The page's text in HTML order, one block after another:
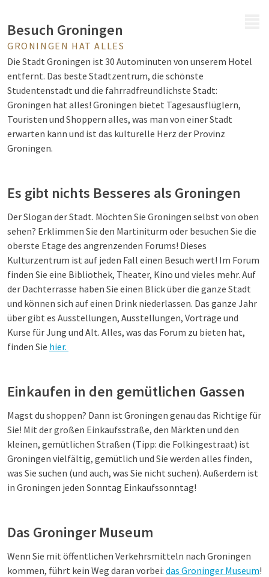
Besuch Groningen
GRONINGEN HAT ALLES
Die Stadt Groningen ist 30 Autominuten von unserem Hotel
entfernt. Das beste Stadtzentrum, die schönste
Studentenstadt und die fahrradfreundlichste Stadt:
Groningen hat alles! Groningen bietet Tagesausflüglern,
Touristen und Shoppern alles, was man von einer Stadt
erwarten kann und ist das kulturelle Herz der Provinz
Groningen.
Es gibt nichts Besseres als Groningen
Der Slogan der Stadt. Möchten Sie Groningen selbst von oben
sehen? Erklimmen Sie den Martiniturm oder besuchen Sie die
oberste Etage des angrenzenden Forums! Dieses
Kulturzentrum ist auf jeden Fall einen Besuch wert! Im Forum
finden Sie eine Bibliothek, Theater, Kino und vieles mehr. Auf
der Dachterrasse haben Sie einen Blick über die ganze Stadt
und können sich auf einen Drink niederlassen. Das ganze Jahr
über gibt es Ausstellungen, Ausstellungen, Vorträge und
Kurse für Jung und Alt. Alles, was das Forum zu bieten hat,
finden Sie hier.
Einkaufen in den gemütlichen Gassen
Magst du shoppen? Dann ist Groningen genau das Richtige für
Sie! Mit der großen Einkaufsstraße, den Märkten und den
kleinen, gemütlichen Straßen (Tipp: die Folkingestraat) ist
Groningen vielfältig, gemütlich und Sie werden alles finden,
was Sie suchen (und auch, was Sie nicht suchen). Außerdem ist
in Groningen jeden Sonntag Einkaufssonntag!
Das Groninger Museum
Wenn Sie mit öffentlichen Verkehrsmitteln nach Groningen
kommen, führt kein Weg daran vorbei: das Groninger Museum!